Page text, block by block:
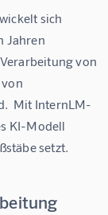
sich
Jahren
von
Mit InternLM-
KI-Modell
setzt.